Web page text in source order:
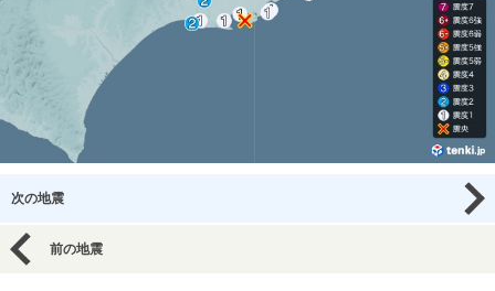
次の地震
前の地震